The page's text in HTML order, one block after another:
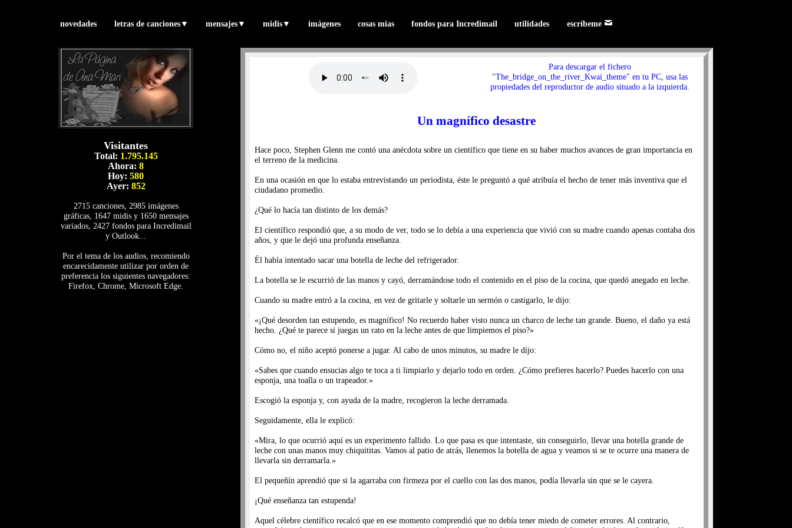
novedades letras de canciones▼ mensajes▼ midis▼ imágenes cosas mías fondos para Incredimail utilidades escríbeme
Visitantes
Total: 1.795.145
Ahora:8
Hoy:580
Ayer: 852
2715 canciones, 2985 imágenes
gráficas, 1647 midis y 1650 mensajes
variados, 2427 fondos para Incredimail
y Outlook...
Por el tema de los audios, recomiendo
encarecidamente utilizar por orden de
preferencia los siguientes navegadores:
Firefox, Chrome, Microsoft Edge.
Para descargar el fichero
"The_bridge_on_the_river_Kwai_theme" en tu PC, usa las
propiedades del reproductor de audio situado a la izquierda.
Un magnífico desastre
Hace poco, Stephen Glenn me contó una anécdota sobre un científico que tiene en su haber muchos avances de gran importancia en
el terreno de la medicina.
En una ocasión en que lo estaba entrevistando un periodista, éste le preguntó a qué atribuía el hecho de tener más inventiva que el
ciudadano promedio.
¿Qué lo hacía tan distinto de los demás?
El científico respondió que, a su modo de ver, todo se lo debía a una experiencia que vivió con su madre cuando apenas contaba dos
años, y que le dejó una profunda enseñanza.
Él había intentado sacar una botella de leche del refrigerador.
La botella se le escurrió de las manos y cayó, derramándose todo el contenido en el piso de la cocina, que quedó anegado en leche.
Cuando su madre entró a la cocina, en vez de gritarle y soltarle un sermón o castigarlo, le dijo:
«¡Qué desorden tan estupendo, es magnífico! No recuerdo haber visto nunca un charco de leche tan grande. Bueno, el daño ya está
hecho. ¿Qué te parece si juegas un rato en la leche antes de que limpiemos el piso?»
Cómo no, el niño aceptó ponerse a jugar. Al cabo de unos minutos, su madre le dijo:
«Sabes que cuando ensucias algo te toca a ti limpiarlo y dejarlo todo en orden. ¿Cómo prefieres hacerlo? Puedes hacerlo con una
esponja, una toalla o un trapeador.»
Escogió la esponja y, con ayuda de la madre, recogieron la leche derramada.
Seguidamente, ella le explicó:
«Mira, lo que ocurrió aquí es un experimento fallido. Lo que pasa es que intentaste, sin conseguirlo, llevar una botella grande de
leche con unas manos muy chiquititas. Vamos al patio de atrás, llenemos la botella de agua y veamos si se te ocurre una manera de
llevarla sin derramarla.»
El pequeñín aprendió que si la agarraba con firmeza por el cuello con las dos manos, podía llevarla sin que se le cayera.
¡Qué enseñanza tan estupenda!
Aquel célebre científico recalcó que en ese momento comprendió que no debía tener miedo de cometer errores. Al contrario,